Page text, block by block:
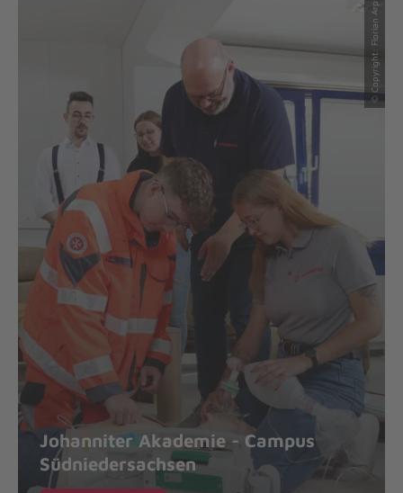
© Copyright: Florian Arp
Johanniter Akademie - Campus
Südniedersachsen